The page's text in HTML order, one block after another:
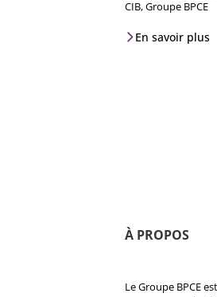
CIB, Groupe BPCE
En savoir plus
À PROPOS
Le Groupe BPCE